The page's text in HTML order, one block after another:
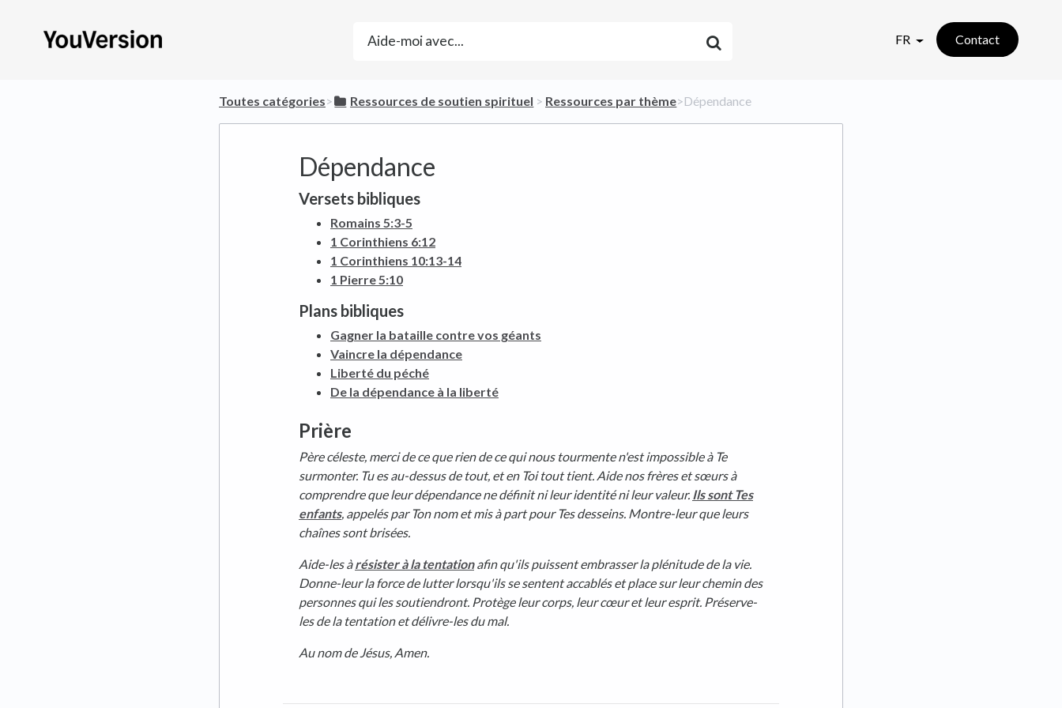
FR Contact
Toutes catégories​>​ ​Ressources de soutien spirituel ​ > ​ ​Ressources par thème​>​ Dépendance
Dépendance
Versets bibliques
Romains 5:3-5
1 Corinthiens 6:12
1 Corinthiens 10:13-14
1 Pierre 5:10
Plans bibliques
Gagner la bataille contre vos géants
Vaincre la dépendance
Liberté du péché
De la dépendance à la liberté
Prière
Père céleste, merci de ce que rien de ce qui nous tourmente n'est impossible à Te
surmonter. Tu es au-dessus de tout, et en Toi tout tient. Aide nos frères et sœurs à
comprendre que leur dépendance ne définit ni leur identité ni leur valeur. Ils sont Tes
enfants, appelés par Ton nom et mis à part pour Tes desseins. Montre-leur que leurs
chaînes sont brisées.
Aide-les à résister à la tentation afin qu'ils puissent embrasser la plénitude de la vie.
Donne-leur la force de lutter lorsqu'ils se sentent accablés et place sur leur chemin des
personnes qui les soutiendront. Protège leur corps, leur cœur et leur esprit. Préserve-
les de la tentation et délivre-les du mal.
Au nom de Jésus, Amen.